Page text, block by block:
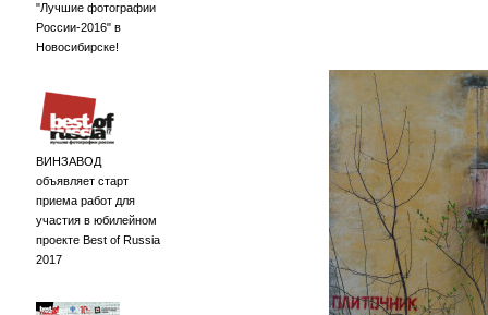
"Лучшие фотографии
России-2016" в
Новосибирске!
ВИНЗАВОД
объявляет старт
приема работ для
участия в юбилейном
проекте Best of Russia
2017